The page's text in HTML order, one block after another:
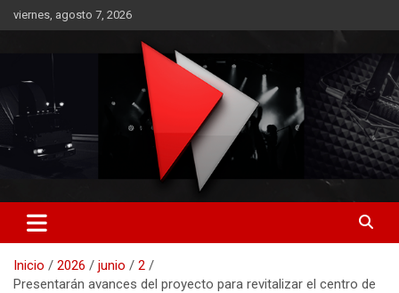
Saltar
al
viernes, agosto 7, 2026
RO CONTENIDOS
Inicio 2026 junio
2
Presentarán avances del proyecto para revitalizar el centro de